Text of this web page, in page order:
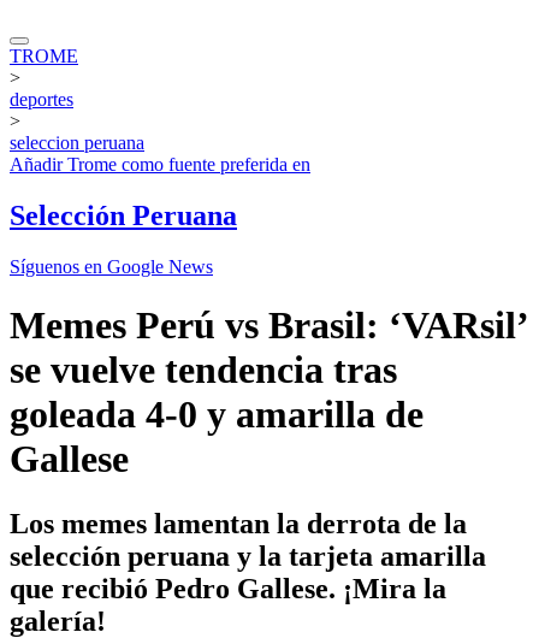
TROME
>
deportes
>
seleccion peruana
AñadirTrome como fuente preferida en
Selección Peruana
Síguenos en Google News
Memes Perú vs Brasil: ‘VARsil’
se vuelve tendencia tras
goleada 4-0 y amarilla de
Gallese
Los memes lamentan la derrota de la
selección peruana y la tarjeta amarilla
que recibió Pedro Gallese. ¡Mira la
galería!